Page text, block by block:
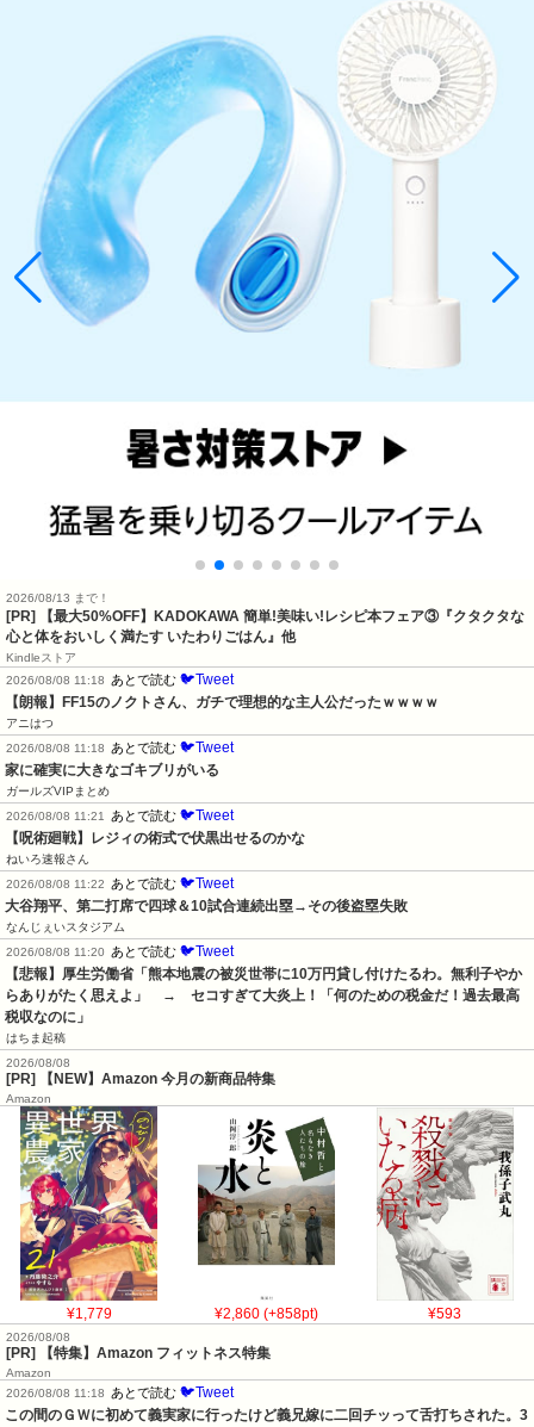
2026/08/13 まで！
[PR] 【最大50%OFF】KADOKAWA 簡単!美味い!レシピ本フェア③『クタクタな
心と体をおいしく満たす いたわりごはん』他
Kindleストア
2026/08/08 11:18
あとで読む 🐦Tweet
【朗報】FF15のノクトさん、ガチで理想的な主人公だったｗｗｗｗ
アニはつ
2026/08/08 11:18
あとで読む 🐦Tweet
家に確実に大きなゴキブリがいる
ガールズVIPまとめ
2026/08/08 11:21
あとで読む 🐦Tweet
【呪術廻戦】レジィの術式で伏黒出せるのかな
ねいろ速報さん
2026/08/08 11:22
あとで読む 🐦Tweet
大谷翔平、第二打席で四球＆10試合連続出塁→その後盗塁失敗
なんじぇいスタジアム
2026/08/08 11:20
あとで読む 🐦Tweet
【悲報】厚生労働省「熊本地震の被災世帯に10万円貸し付けたるわ。無利子やか
らありがたく思えよ」　→　セコすぎて大炎上！「何のための税金だ！過去最高
税収なのに」
はちま起稿
2026/08/08
[PR] 【NEW】Amazon 今月の新商品特集
Amazon
¥1,779 ¥2,860 (+858pt) ¥593
2026/08/08
[PR] 【特集】Amazon フィットネス特集
Amazon
2026/08/08 11:18
あとで読む 🐦Tweet
この間のＧＷに初めて義実家に行ったけど義兄嫁に二回チッって舌打ちされた。3